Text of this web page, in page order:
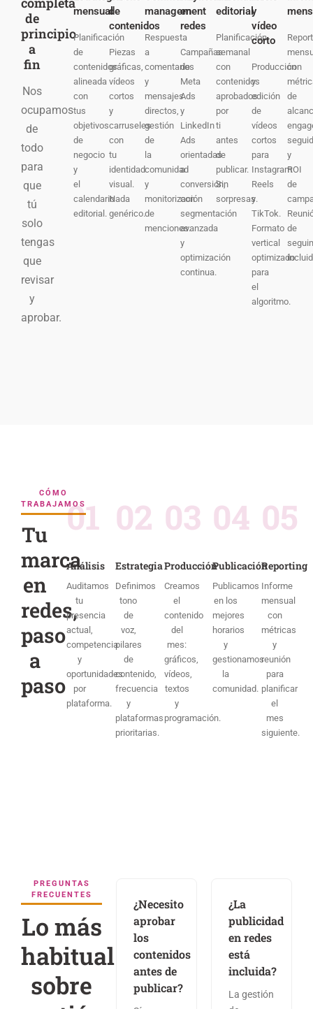
de
principio
a
fin
Nos
ocupamos
de
todo
para
que
tú
solo
tengas
que
revisar
y
aprobar.
mensual
Planificación
de
contenidos
alineada
con
tus
objetivos
de
negocio
y
el
calendario
editorial.
de
contenidos
Piezas
gráficas,
vídeos
cortos
y
carruseles
con
tu
identidad
visual.
Nada
genérico.
management
Respuesta
a
comentarios
y
mensajes
directos,
gestión
de
la
comunidad
y
monitorización
de
menciones.
en
redes
Campañas
de
Meta
Ads
y
LinkedIn
Ads
orientadas
a
conversión,
con
segmentación
avanzada
y
optimización
continua.
editorial
Planificación
semanal
con
contenidos
aprobados
por
ti
antes
de
publicar.
Sin
sorpresas.
y
vídeo
corto
Producción
y
edición
de
vídeos
cortos
para
Instagram
Reels
y
TikTok.
Formato
vertical
optimizado
para
el
algoritmo.
con
de
y
ROI
de
de
CÓMO
TRABAJAMOS
Tu
marca
en
redes,
paso
a
paso
01
Análisis
Auditamos
tu
presencia
actual,
competencia
y
oportunidades
por
plataforma.
02
Estrategia
Definimos
tono
de
voz,
pilares
de
contenido,
frecuencia
y
plataformas
prioritarias.
03
Producción
Creamos
el
contenido
del
mes:
gráficos,
vídeos,
textos
y
programación.
04
Publicación
Publicamos
en los
mejores
horarios
y
gestionamos
la
comunidad.
05
Reporting
Informe
mensual
con
métricas
y
reunión
para
planificar
el
mes
siguiente.
PREGUNTAS
FRECUENTES
Lo más
habitual
sobre
¿Necesito
aprobar
los
contenidos
antes de
publicar?
¿La
publicidad
en redes
está
incluida?
La gestión